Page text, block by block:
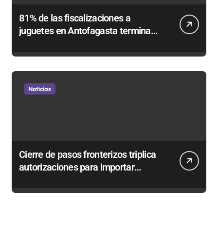
81% de las fiscalizaciones a
juguetes en Antofagasta termina
Noticias
Cierre de pasos fronterizos triplica
autorizaciones para importar